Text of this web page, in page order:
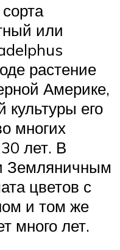
или
растение
Америке,
культуры его
многих
лет. В
Земляничным
цветов с
и том же
много лет.